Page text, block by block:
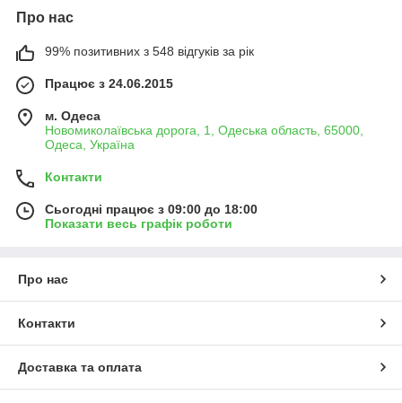
Про нас
99% позитивних з 548 відгуків за рік
Працює з 24.06.2015
м. Одеса
Новомиколаївська дорога, 1, Одеська область, 65000,
Одеса, Україна
Контакти
Сьогодні працює з 09:00 до 18:00
Показати весь графік роботи
Про нас
Контакти
Доставка та оплата